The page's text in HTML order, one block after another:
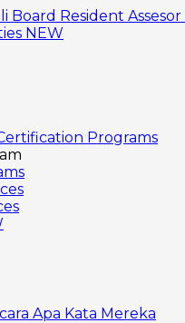
Board Resident Assesor
NEW
Programs
Apa Kata Mereka